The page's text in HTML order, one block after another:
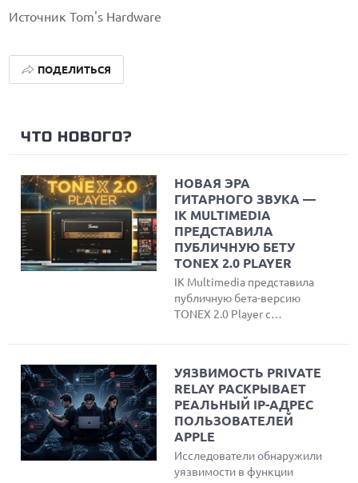
Источник Tom's Hardware
ПОДЕЛИТЬСЯ
ЧТО НОВОГО?
НОВАЯ ЭРА
ГИТАРНОГО ЗВУКА —
IK MULTIMEDIA
ПРЕДСТАВИЛА
ПУБЛИЧНУЮ БЕТУ
TONEX 2.0 PLAYER
IK Multimedia представила
публичную бета-версию
TONEX 2.0 Player с
AI-моделями тонов для
гитары и бас-гитары.
УЯЗВИМОСТЬ PRIVATE
RELAY РАСКРЫВАЕТ
РЕАЛЬНЫЙ IP-АДРЕС
ПОЛЬЗОВАТЕЛЕЙ
APPLE
Исследователи обнаружили
уязвимости в функции